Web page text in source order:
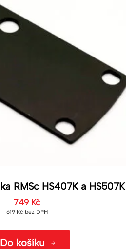
RMSc HS407K a HS507K
749 Kč
619 Kč bez DPH
Do košíku